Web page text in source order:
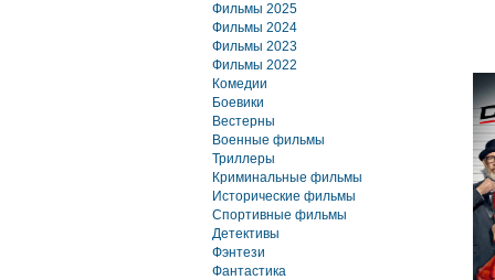
Фильмы 2025
Фильмы 2024
Фильмы 2023
Фильмы 2022
Комедии
Боевики
Вестерны
Военные фильмы
Триллеры
Криминальные фильмы
Исторические фильмы
Спортивные фильмы
Детективы
Фэнтези
Фaнтастика